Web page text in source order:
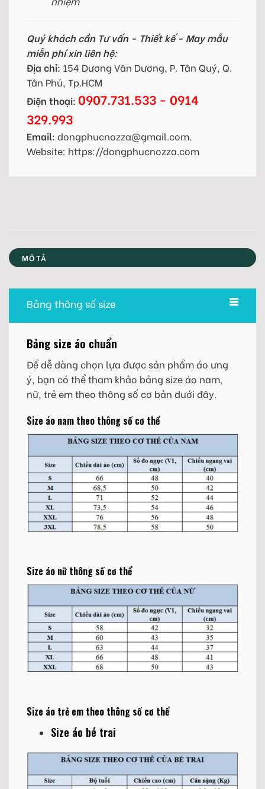
Quý khách cần Tư vấn - Thiết kế - May mẫu
miễn phí xin liên hệ:
Địa chỉ: 154 Dương Văn Dương, P. Tân Quý, Q.
Tân Phú, Tp.HCM
Điện thoại: 0907.731.533 - 0914
329.993
Email: dongphucnozza@gmail.com.
Website: https://dongphucnozza.com
MÔ TẢ
Bảng thông số size
Bảng size áo chuẩn
Để dễ dàng chọn lựa được sản phẩm áo ưng
ý, bạn có thể tham khảo bảng size áo nam,
nữ, trẻ em theo thông số cơ bản dưới đây.
Size áo nam theo thông số cơ thể
Size áo nữ thông số cơ thể
Size áo trẻ em theo thông số cơ thể
Size áo bé trai